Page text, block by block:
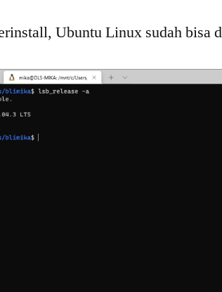
Ubuntu Linux sudah bisa